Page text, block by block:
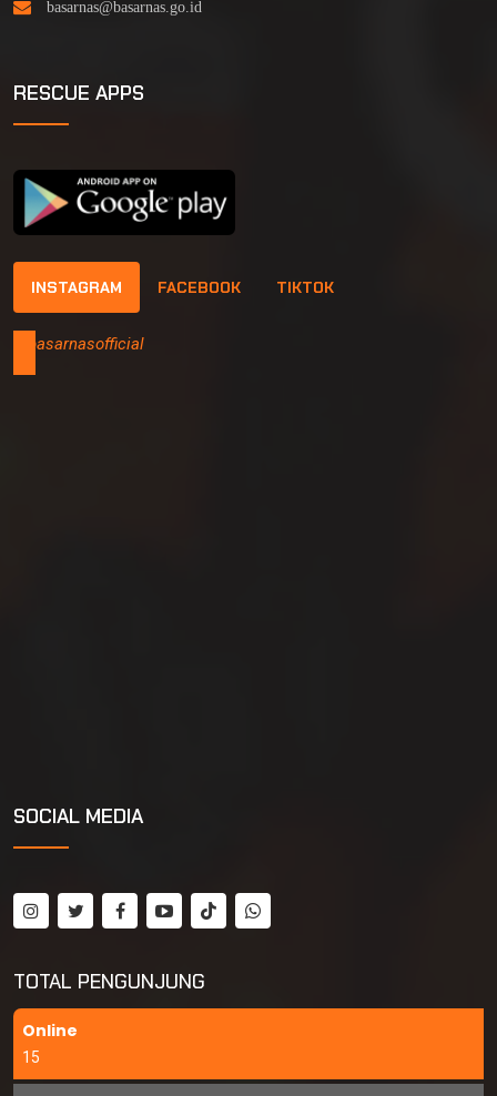
RESCUE APPS
INSTAGRAM FACEBOOK TIKTOK
@basarnasofficial
SOCIAL MEDIA
TOTAL PENGUNJUNG
Online
15